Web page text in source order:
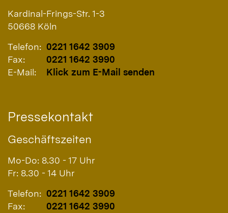
Kardinal-Frings-Str. 1-3
50668 Köln
Telefon: 0221 1642 3909
Fax:
0221 1642 3990
E-Mail:
Klick zum E-Mail senden
Pressekontakt
Geschäftszeiten
Mo-Do: 8.30 - 17 Uhr
Fr: 8.30 - 14 Uhr
Telefon: 0221 1642 3909
Fax:
0221 1642 3990